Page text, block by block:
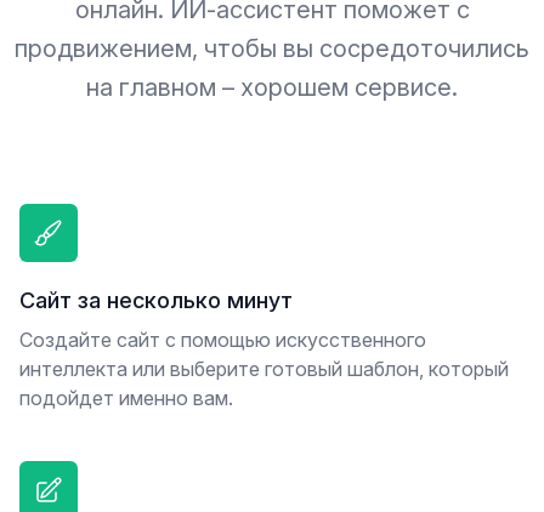
онлайн. ИИ-ассистент поможет с
продвижением, чтобы вы сосредоточились
на главном – хорошем сервисе.
Сайт за несколько минут
Создайте сайт с помощью искусственного
интеллекта или выберите готовый шаблон, который
подойдет именно вам.